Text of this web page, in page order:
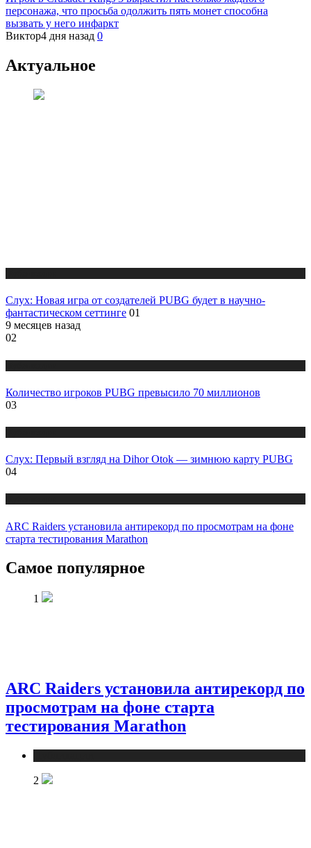
персонажа, что просьба одолжить пять монет способна
вызвать у него инфаркт
Виктор4 дня назад 0
Актуальное
Слух: Новая игра от создателей PUBG будет в научно-
фантастическом сеттинге 01
9 месяцев назад
02
Количество игроков PUBG превысило 70 миллионов
03
Слух: Первый взгляд на Dihor Otok — зимнюю карту PUBG
04
ARC Raiders установила антирекорд по просмотрам на фоне
старта тестирования Marathon
Самое популярное
1
ARC Raiders установила антирекорд по
просмотрам на фоне старта
тестирования Marathon
2